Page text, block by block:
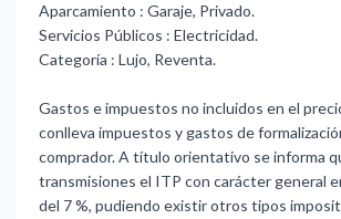
Aparcamiento : Garaje, Privado.
Servicios Públicos : Electricidad.
Categoría : Lujo, Reventa.
Gastos e impuestos no incluidos en el
conlleva impuestos y gastos de
comprador. A título orientativo se informa
transmisiones el ITP con carácter general
del 7 %, pudiendo existir otros tipos